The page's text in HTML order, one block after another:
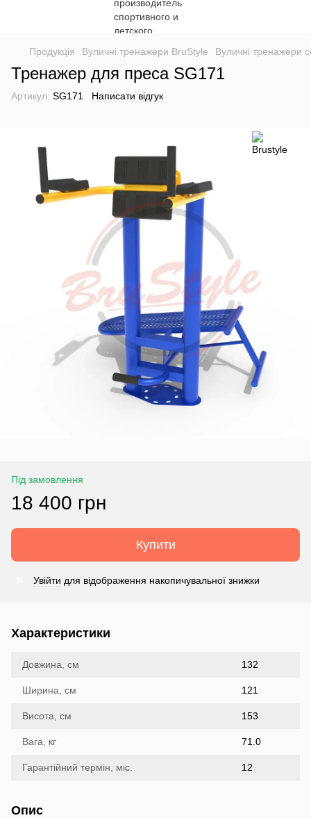
Продукція Вуличні тренажери BruStyle Вуличні тренажери
Тренажер для преса SG171
Артикул: SG171 Написати відгук
Під замовлення
18 400 грн
Купити
Увійти для відображення накопичувальної знижки
Характеристики
Довжина, см 132
Ширина, см 121
Висота, см 153
Вага, кг 71.0
Гарантійний термін, міс. 12
Опис